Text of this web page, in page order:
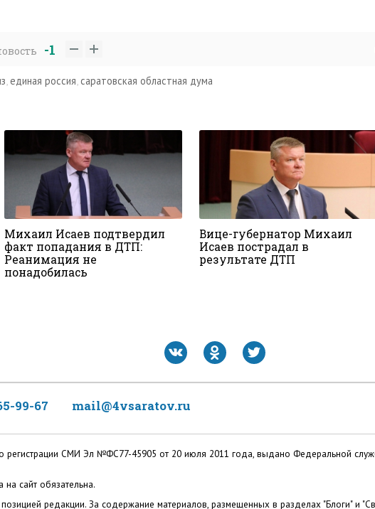
-1
, единая россия, саратовская областная дума
Михаил Исаев подтвердил
факт попадания в ДТП:
Реанимация не
понадобилась
Вице-губернатор Михаил
Исаев пострадал в
результате ДТП
99-67 mail@4vsaratov.ru
о регистрации СМИ Эл №ФС77-45905 от 20 июля 2011 года, выдано Федеральной
сайт обязательна.
редакции. За содержание материалов, размещенных в разделах "Блоги" и